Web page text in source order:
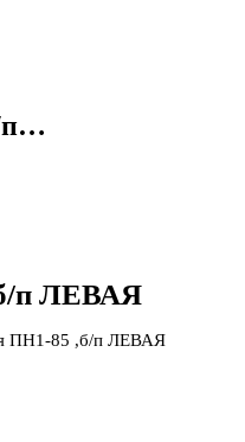
п…
п ЛЕВАЯ
ПН1-85 ,б/п ЛЕВАЯ